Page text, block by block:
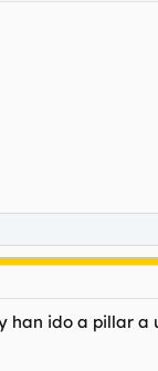
ido a pillar